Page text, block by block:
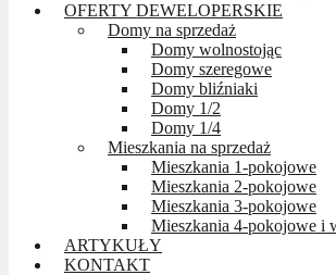
OFERTY DEWELOPERSKIE
Domy na sprzedaż
Domy wolnostojąc
Domy szeregowe
Domy bliźniaki
Domy 1/2
Domy 1/4
Mieszkania na sprzedaż
Mieszkania 1-pokojowe
Mieszkania 2-pokojowe
Mieszkania 3-pokojowe
Mieszkania 4-pokojowe i
ARTYKUŁY
KONTAKT